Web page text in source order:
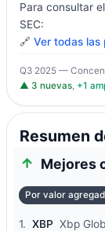
Para consultar
SEC:
🔗 Ver todas las
Q3 2025 —
▲ 3 nuevas, +1
Resumen
Mejores
Por valor
1. XBP Xbp